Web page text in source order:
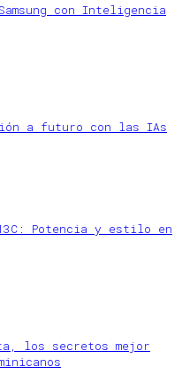
con Inteligencia
a futuro con las IAs
Potencia y estilo en
los secretos mejor